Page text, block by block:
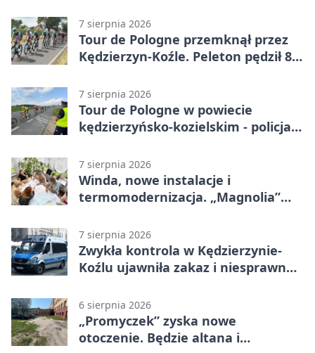
7 sierpnia 2026
Tour de Pologne przemknął przez
Kędzierzyn-Koźle. Peleton pędził 80
7 sierpnia 2026
Tour de Pologne w powiecie
kędzierzyńsko-kozielskim - policja
7 sierpnia 2026
Winda, nowe instalacje i
termomodernizacja. „Magnolia”
7 sierpnia 2026
Zwykła kontrola w Kędzierzynie-
Koźlu ujawniła zakaz i niesprawne
6 sierpnia 2026
„Promyczek” zyska nowe
otoczenie. Będzie altana i